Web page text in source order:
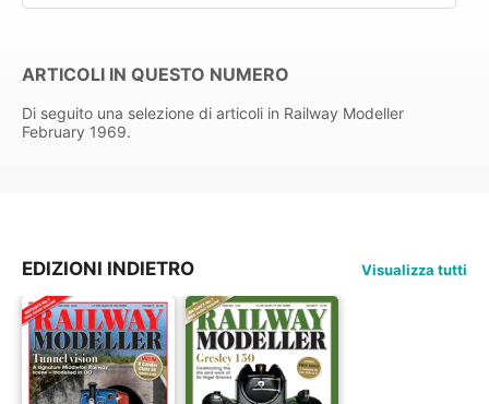
ARTICOLI IN QUESTO NUMERO
Di seguito una selezione di articoli in Railway Modeller
February 1969.
EDIZIONI INDIETRO Visualizza tutti